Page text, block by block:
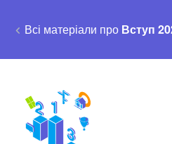
Всі матеріали про Вступ